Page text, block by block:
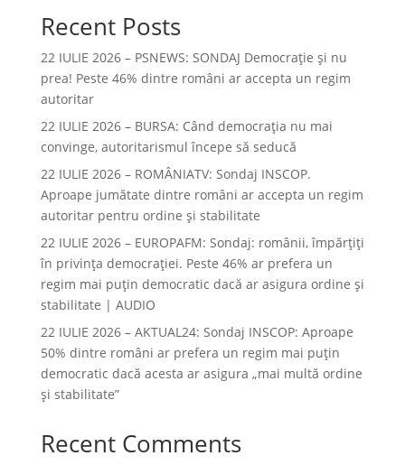
Recent Posts
22 IULIE 2026 – PSNEWS: SONDAJ Democrație și nu
prea! Peste 46% dintre români ar accepta un regim
autoritar
22 IULIE 2026 – BURSA: Când democraţia nu mai
convinge, autoritarismul începe să seducă
22 IULIE 2026 – ROMÂNIATV: Sondaj INSCOP.
Aproape jumătate dintre români ar accepta un regim
autoritar pentru ordine și stabilitate
22 IULIE 2026 – EUROPAFM: Sondaj: românii, împărțiți
în privința democrației. Peste 46% ar prefera un
regim mai puțin democratic dacă ar asigura ordine și
stabilitate | AUDIO
22 IULIE 2026 – AKTUAL24: Sondaj INSCOP: Aproape
50% dintre români ar prefera un regim mai puțin
democratic dacă acesta ar asigura „mai multă ordine
și stabilitate”
Recent Comments